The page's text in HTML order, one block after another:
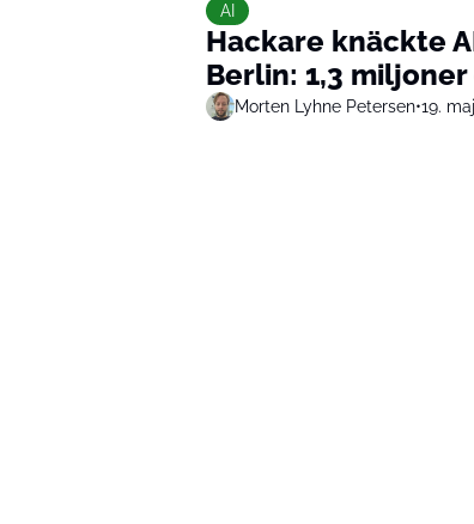
AI
Hackare knäckte
Berlin: 1,3
Morten Lyhne Petersen•19.